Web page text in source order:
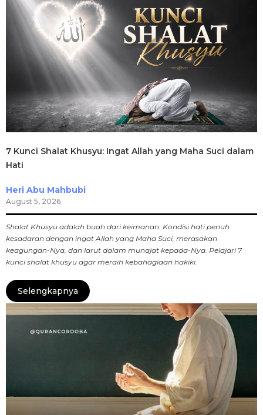
7 Kunci Shalat Khusyu: Ingat Allah yang Maha Suci dalam
Hati
Heri Abu Mahbubi
August 5, 2026
Shalat Khusyu adalah buah dari keimanan. Kondisi hati penuh
kesadaran dengan ingat Allah yang Maha Suci, merasakan
keagungan-Nya, dan larut dalam munajat kepada-Nya. Pelajari 7
kunci shalat khusyu agar meraih kebahagiaan hakiki.
Selengkapnya